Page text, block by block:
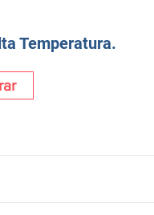
Temperatura.